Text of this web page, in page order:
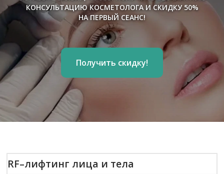
КОНСУЛЬТАЦИЮ КОСМЕТОЛОГА И СКИДКУ 50%
НА ПЕРВЫЙ СЕАНС!
Получить скидку!
RF–лифтинг лица и тела
Ультразвуковой SMAS-лифтинг
Фотоомоложение
Фонофорез — безинъекционная
мезотерапия лица
LPG-массаж
Хайдрафешл (Hydrafacial)
Холодная плазма